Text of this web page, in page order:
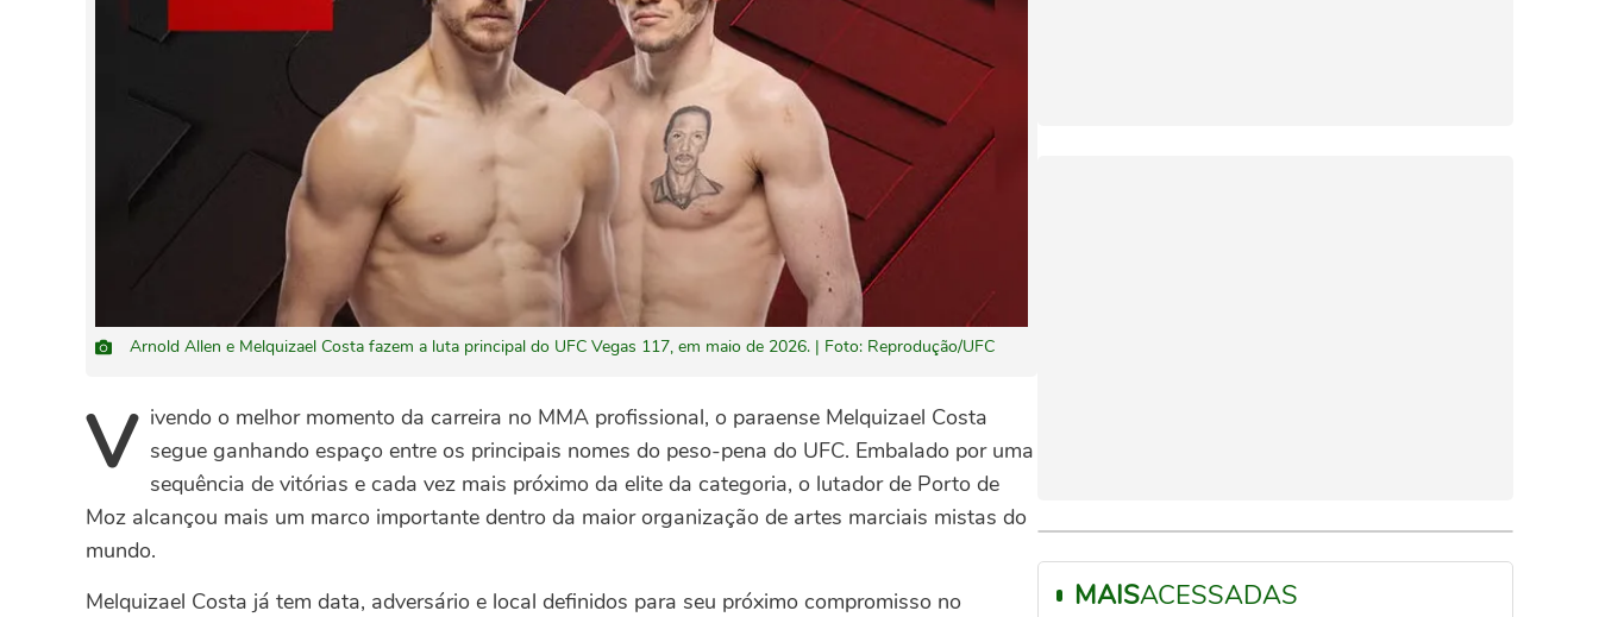
Arnold Allen e Melquizael Costa fazem a luta principal do UFC Vegas 117, em maio de 2026. | Foto: Reprodução/UFC
V ivendo o melhor momento da carreira no MMA profissional, o paraense Melquizael Costa
segue ganhando espaço entre os principais nomes do peso-pena do UFC. Embalado por uma
sequência de vitórias e cada vez mais próximo da elite da categoria, o lutador de Porto de
Moz alcançou mais um marco importante dentro da maior organização de artes marciais mistas do
mundo.
Melquizael Costa já tem data, adversário e local definidos para seu próximo compromisso no
MAISACESSADAS